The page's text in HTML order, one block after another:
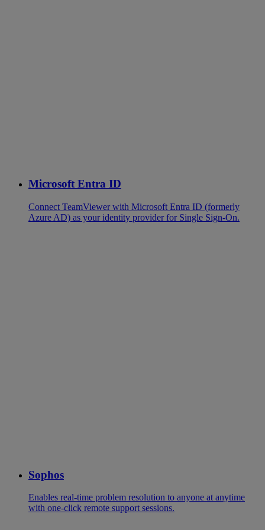
Microsoft Entra ID
Connect TeamViewer with Microsoft Entra ID (formerly
Azure AD) as your identity provider for Single Sign-On.
Sophos
Enables real-time problem resolution to anyone at anytime
with one-click remote support sessions.